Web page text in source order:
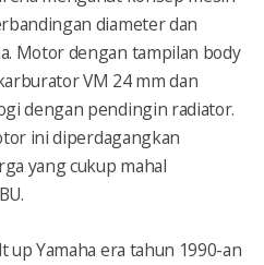
diameter dan
Motor dengan tampilan body
VM 24 mm dan
dengan pendingin radiator.
ini diperdagangkan
yang cukup mahal
Yamaha era tahun 1990-an